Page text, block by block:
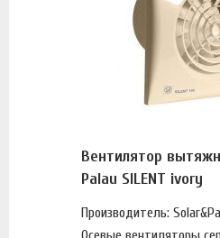
Вентилятор
Palau SILENT ivory
Производитель: